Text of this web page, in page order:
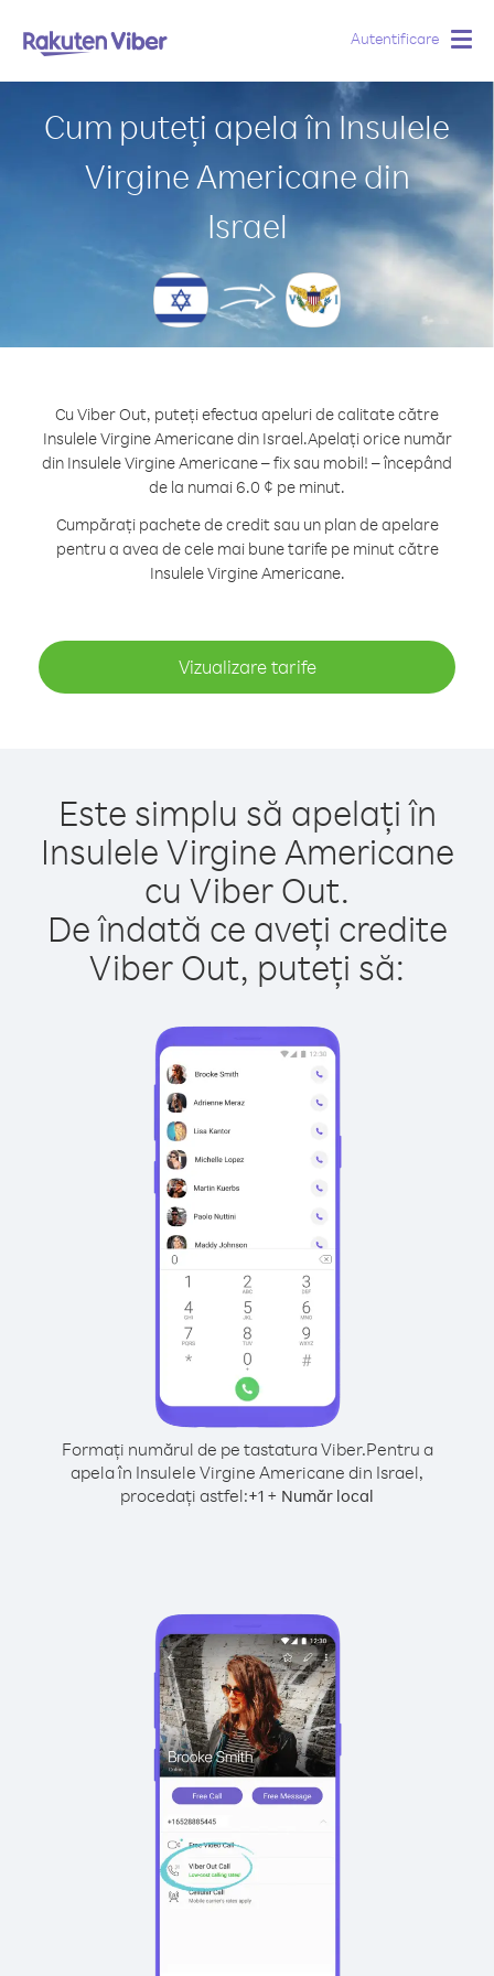
Autentificare
Cum puteți apela în Insulele
Virgine Americane din
Israel
Cu Viber Out, puteți efectua apeluri de calitate către
Insulele Virgine Americane din Israel.Apelați orice număr
din Insulele Virgine Americane – fix sau mobil! – începând
de la numai 6.0 ¢ pe minut.
Cumpărați pachete de credit sau un plan de apelare
pentru a avea de cele mai bune tarife pe minut către
Insulele Virgine Americane.
Vizualizare tarife
Este simplu să apelați în
Insulele Virgine Americane
cu Viber Out.
De îndată ce aveți credite
Viber Out, puteți să:
Formați numărul de pe tastatura Viber.Pentru a
apela în Insulele Virgine Americane din Israel,
procedați astfel:+1 + Număr local